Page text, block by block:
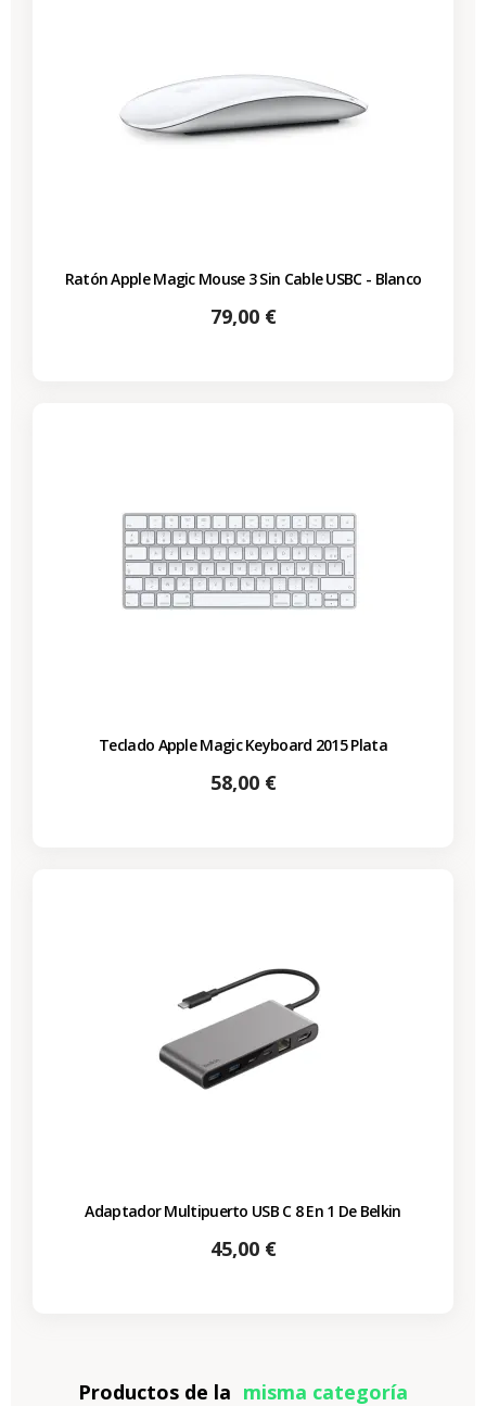
Ratón Apple Magic Mouse 3 Sin Cable USBC - Blanco
Precio
79,00 €
Teclado Apple Magic Keyboard 2015 Plata
Precio
58,00 €
Adaptador Multipuerto USB C 8 En 1 De Belkin
Precio
45,00 €
Productos de la misma categoría